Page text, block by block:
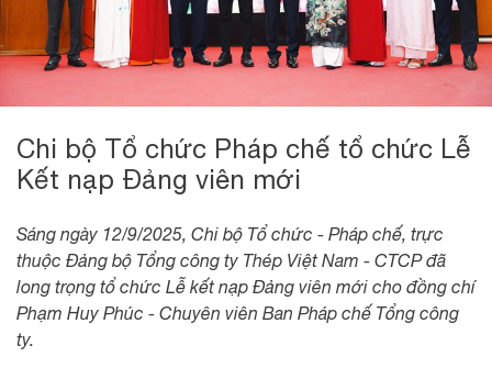
Chi bộ Tổ chức Pháp chế tổ chức Lễ
Kết nạp Đảng viên mới
Sáng ngày 12/9/2025, Chi bộ Tổ chức - Pháp chế, trực
thuộc Đảng bộ Tổng công ty Thép Việt Nam - CTCP đã
long trọng tổ chức Lễ kết nạp Đảng viên mới cho đồng chí
Phạm Huy Phúc - Chuyên viên Ban Pháp chế Tổng công
ty.